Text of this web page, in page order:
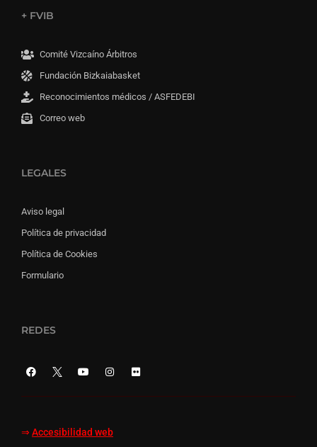
+ FVIB
Comité Vizcaíno Árbitros
Fundación Bizkaiabasket
Reconocimientos médicos / ASFEDEBI
Correo web
LEGALES
Aviso legal
Política de privacidad
Política de Cookies
Formulario
REDES
⇒ Accesibilidad web